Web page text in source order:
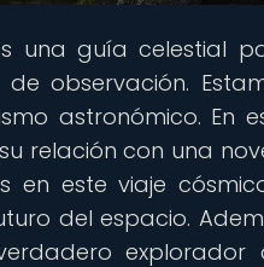
una guía celestial
observación.
astronómico. En
relación con una
en este viaje
del espacio.
explorador